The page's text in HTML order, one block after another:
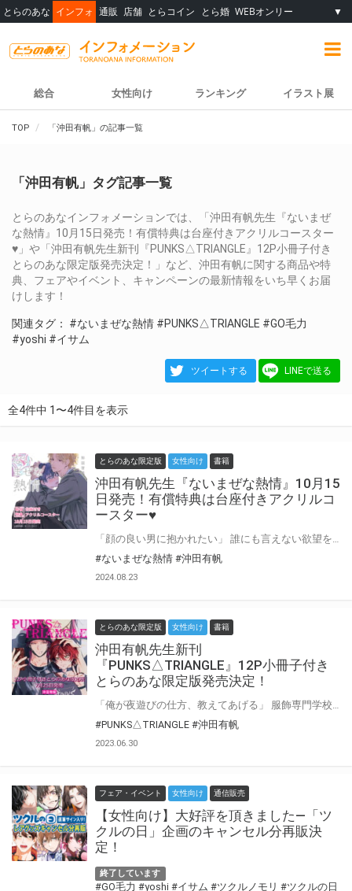
とらのあな インフォ 通販 店舗 とらコイン とら婚 WEBオンリー ▼
総合 女性向け ランキング イラスト展
TOP 「沖田有帆」の記事一覧
「沖田有帆」タグ記事一覧
とらのあなインフォメーションでは、「沖田有帆先生『ないまぜ
な熱情』10月15日発売！有償特典は台座付きアクリルコースター
♥」や「沖田有帆先生新刊『PUNKS△TRIANGLE』12P小冊子付き
とらのあな限定版発売決定！」など、沖田有帆に関する商品や特
典、フェアやイベント、キャンペーンの最新情報をいち早くお届
けします！
関連タグ： #ないまぜな熱情 #PUNKS△TRIANGLE #GO毛力
#yoshi #イサム
ツイートする LINEで送る
全4件中 1〜4件目を表示
とらのあな限定版 女性向け 書籍
沖田有帆先生『ないまぜな熱情』10月15
日発売！有償特典は台座付きアクリルコ
ースター♥
#ないまぜな熱情 #沖田有帆
2024.08.23
とらのあな限定版 女性向け 書籍
沖田有帆先生新刊
『PUNKS△TRIANGLE』12P小冊子付き
とらのあな限定版発売決定！
#PUNKS△TRIANGLE #沖田有帆
2023.06.30
フェア・イベント 女性向け 通信販売
【女性向け】大好評を頂きました―「ツ
クルの日」企画のキャンセル分再販決
定！
終了しています
#GO毛力 #yoshi #イサム #ツクルノモリ #ツクルの日